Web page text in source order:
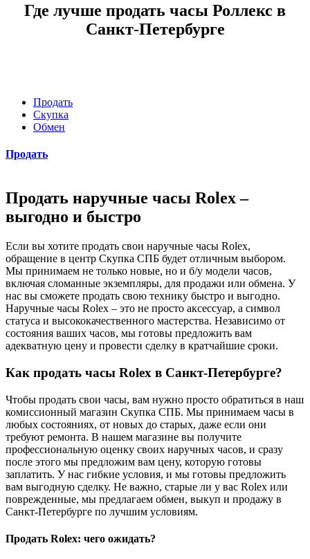
Где лучше продать часы Роллекс в
Санкт-Петербурге
Продать
Скупка
Обмен
Продать
Продать наручные часы Rolex –
выгодно и быстро
Если вы хотите продать свои наручные часы Rolex,
обращение в центр Скупка СПБ будет отличным выбором.
Мы принимаем не только новые, но и б/у модели часов,
включая сломанные экземпляры, для продажи или обмена. У
нас вы сможете продать свою технику быстро и выгодно.
Наручные часы Rolex – это не просто аксессуар, а символ
статуса и высококачественного мастерства. Независимо от
состояния ваших часов, мы готовы предложить вам
адекватную цену и провести сделку в кратчайшие сроки.
Как продать часы Rolex в Санкт-Петербурге?
Чтобы продать свои часы, вам нужно просто обратиться в наш
комиссионный магазин Скупка СПБ. Мы принимаем часы в
любых состояниях, от новых до старых, даже если они
требуют ремонта. В нашем магазине вы получите
профессиональную оценку своих наручных часов, и сразу
после этого мы предложим вам цену, которую готовы
заплатить. У нас гибкие условия, и мы готовы предложить
вам выгодную сделку. Не важно, старые ли у вас Rolex или
поврежденные, мы предлагаем обмен, выкуп и продажу в
Санкт-Петербурге по лучшим условиям.
Продать Rolex: чего ожидать?